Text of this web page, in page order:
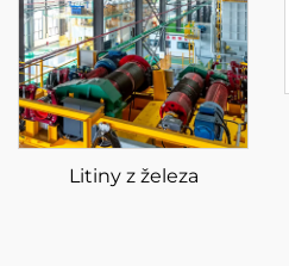
Litiny z železa